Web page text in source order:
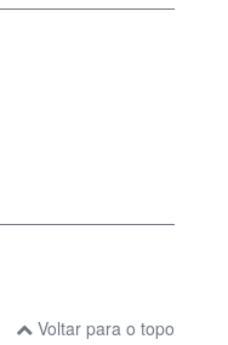
Voltar para o topo